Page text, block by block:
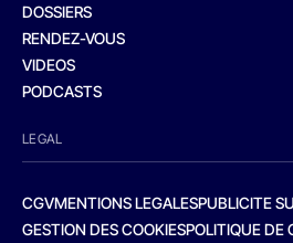
DOSSIERS
RENDEZ-VOUS
VIDEOS
PODCASTS
LEGAL
CGVMENTIONS LEGALESPUBLICITE
GESTION DES COOKIESPOLITIQUE DE